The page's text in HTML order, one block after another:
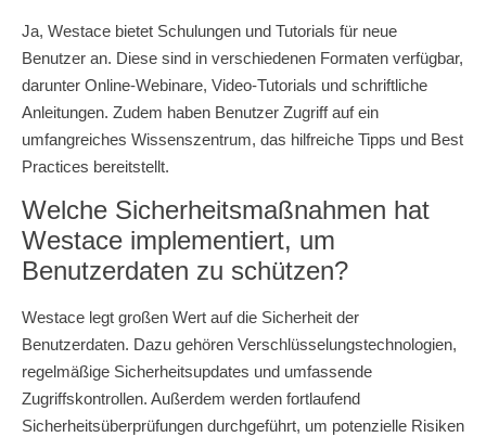
Ja, Westace bietet Schulungen und Tutorials für neue
Benutzer an. Diese sind in verschiedenen Formaten verfügbar,
darunter Online-Webinare, Video-Tutorials und schriftliche
Anleitungen. Zudem haben Benutzer Zugriff auf ein
umfangreiches Wissenszentrum, das hilfreiche Tipps und Best
Practices bereitstellt.
Welche Sicherheitsmaßnahmen hat
Westace implementiert, um
Benutzerdaten zu schützen?
Westace legt großen Wert auf die Sicherheit der
Benutzerdaten. Dazu gehören Verschlüsselungstechnologien,
regelmäßige Sicherheitsupdates und umfassende
Zugriffskontrollen. Außerdem werden fortlaufend
Sicherheitsüberprüfungen durchgeführt, um potenzielle Risiken